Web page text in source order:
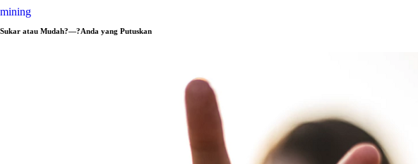
mining
Sukar atau Mudah?—?Anda yang Putuskan